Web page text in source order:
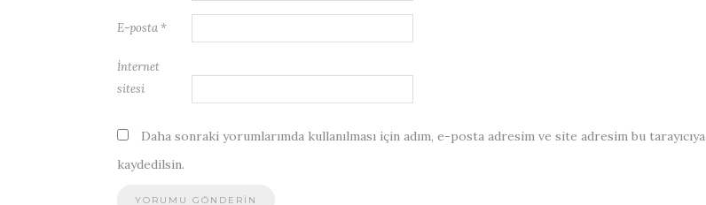
E-posta *
İnternet
sitesi
Daha sonraki yorumlarımda kullanılması için adım, e-posta adresim ve site adresim bu tarayıcıya
kaydedilsin.